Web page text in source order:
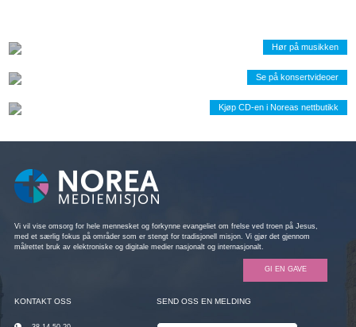
Hør på musikken
Se på konsertvideoer
Kjøp CD-en i Noreas nettbutikk
Vi vil vise omsorg for hele mennesket og forkynne evangeliet om frelse ved troen på Jesus,
med et særlig fokus på områder som er stengt for tradisjonell misjon. Vi gjør det gjennom
målrettet bruk av elektroniske og digitale medier nasjonalt og internasjonalt.
GI EN GAVE
KONTAKT OSS SEND OSS EN MELDING